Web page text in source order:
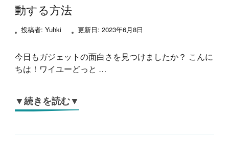
動する方法
投稿者: Yuhki 更新日: 2023年6月8日
今日もガジェットの面白さを見つけましたか？ こんに
ちは！ワイユーどっと …
▼続きを読む▼